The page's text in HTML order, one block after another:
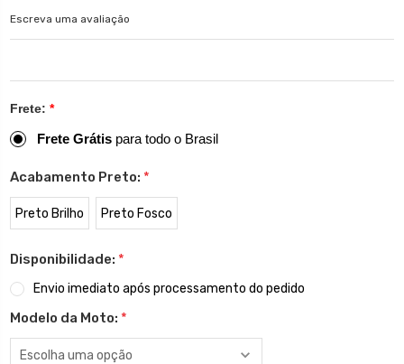
Escreva uma avaliação
Frete: *
Frete Grátis para todo o Brasil
Acabamento Preto: *
Preto Brilho Preto Fosco
Disponibilidade: *
Envio imediato após processamento do pedido
Modelo da Moto: *